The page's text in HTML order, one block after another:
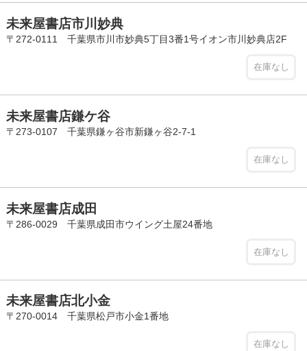
未来屋書店市川妙典
〒272-0111 千葉県市川市妙典5丁目3番1号イオン市川妙典店2F
在庫なし
未来屋書店鎌ケ谷
〒273-0107 千葉県鎌ヶ谷市新鎌ヶ谷2-7-1
在庫なし
未来屋書店成田
〒286-0029 千葉県成田市ウイング土屋24番地
在庫なし
未来屋書店北小金
〒270-0014 千葉県松戸市小金1番地
在庫なし